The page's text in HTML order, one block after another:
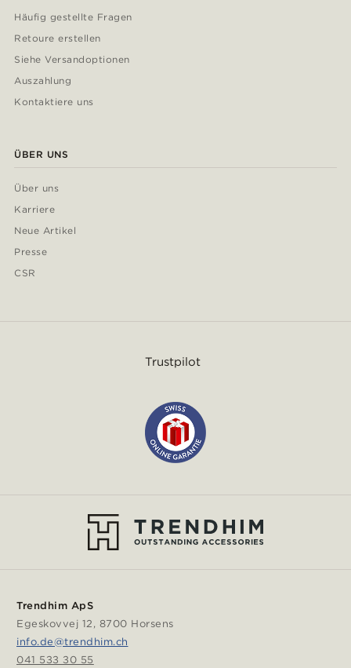
Häufig gestellte Fragen
Retoure erstellen
Siehe Versandoptionen
Auszahlung
Kontaktiere uns
ÜBER UNS
Über uns
Karriere
Neue Artikel
Presse
CSR
Trustpilot
Trendhim ApS
Egeskovvej 12, 8700 Horsens
info.de@trendhim.ch
041 533 30 55